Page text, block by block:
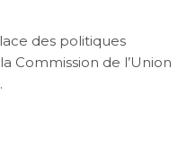
des politiques
Commission de l’Union